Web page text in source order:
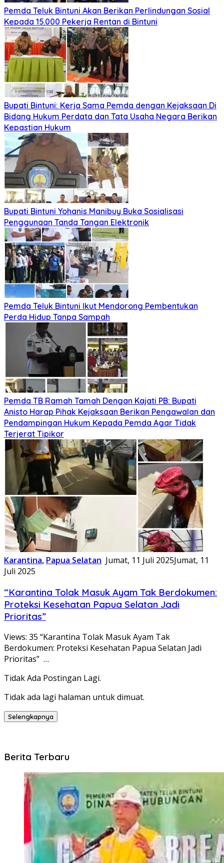
Pemda Teluk Bintuni Akan Berikan Perlindungan Sosial
Kepada 15.000 Pekerja Rentan di Bintuni
Bupati Bintuni: Kerja Sama Pemda dengan Kejaksaan Di
Bidang Hukum Perdata dan Tata Usaha Negara Berikan
Kepastian Hukum
Bupati Bintuni Yohanis Manibuy Buka Sosialisasi
Penggunaan Tanda Tangan Elektronik
Pemda Teluk Bintuni Ikut Mendorong Pembentukan
Perda Hidup Tanpa Sampah
Pemda TB Ramah Tamah Dengan Kajati PB: Bupati
Anisto Harap Pihak Kejaksaan Berikan Pengawalan dan
Pendampingan Hukum Kepada Pemda Agar Tidak
Terjerat Tipikor
Karantina, Papua Selatan Jumat, 11 Juli 2025Jumat, 11
Juli 2025
“Karantina Tolak Masuk Ayam Tak Berdokumen:
Proteksi Kesehatan Papua Selatan Jadi
Prioritas”
Views: 35 “Karantina Tolak Masuk Ayam Tak
Berdokumen: Proteksi Kesehatan Papua Selatan Jadi
Prioritas” …
Tidak Ada Postingan Lagi.
Tidak ada lagi halaman untuk dimuat.
Selengkapnya
Berita Terbaru